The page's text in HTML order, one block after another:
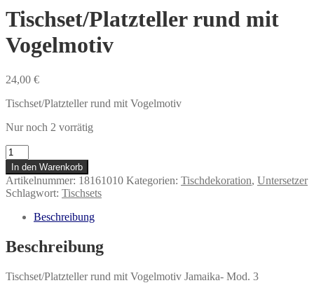
Tischset/Platzteller rund mit
Vogelmotiv
24,00 €
Tischset/Platzteller rund mit Vogelmotiv
Nur noch 2 vorrätig
Tischset/Platzteller
rund
mit
Vogelmotiv
Menge
In den Warenkorb
Artikelnummer: 18161010 Kategorien: Tischdekoration, Untersetzer
Schlagwort: Tischsets
Beschreibung
Beschreibung
Tischset/Platzteller rund mit Vogelmotiv Jamaika- Mod. 3